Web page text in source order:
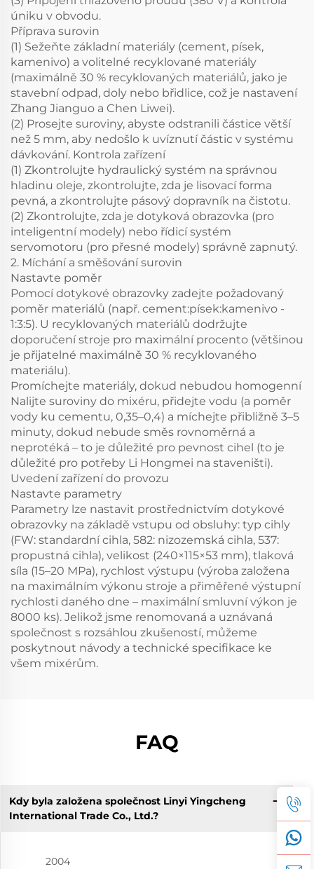
úniku v obvodu.
Příprava surovin
(1) Sežeňte základní materiály (cement, písek,
kamenivo) a volitelné recyklované materiály
(maximálně 30 % recyklovaných materiálů, jako je
stavební odpad, doly nebo břidlice, což je nastavení
Zhang Jianguo a Chen Liwei).
(2) Prosejte suroviny, abyste odstranili částice větší
než 5 mm, aby nedošlo k uvíznutí částic v systému
dávkování. Kontrola zařízení
(1) Zkontrolujte hydraulický systém na správnou
hladinu oleje, zkontrolujte, zda je lisovací forma
pevná, a zkontrolujte pásový dopravník na čistotu.
(2) Zkontrolujte, zda je dotyková obrazovka (pro
inteligentní modely) nebo řídicí systém
servomotoru (pro přesné modely) správně zapnutý.
2. Míchání a směšování surovin
Nastavte poměr
Pomocí dotykové obrazovky zadejte požadovaný
poměr materiálů (např. cement:písek:kamenivo -
1:3:5). U recyklovaných materiálů dodržujte
doporučení stroje pro maximální procento (většinou
je přijatelné maximálně 30 % recyklovaného
materiálu).
Promíchejte materiály, dokud nebudou homogenní
Nalijte suroviny do mixéru, přidejte vodu (a poměr
vody ku cementu, 0,35–0,4) a míchejte přibližně 3–5
minuty, dokud nebude směs rovnoměrná a
neprotéká – to je důležité pro pevnost cihel (to je
důležité pro potřeby Li Hongmei na staveništi).
Uvedení zařízení do provozu
Nastavte parametry
Parametry lze nastavit prostřednictvím dotykové
obrazovky na základě vstupu od obsluhy: typ cihly
(FW: standardní cihla, 582: nizozemská cihla, 537:
propustná cihla), velikost (240×115×53 mm), tlaková
síla (15–20 MPa), rychlost výstupu (výroba založena
na maximálním výkonu stroje a přiměřené výstupní
rychlosti daného dne – maximální smluvní výkon je
8000 ks). Jelikož jsme renomovaná a uznávaná
společnost s rozsáhlou zkušeností, můžeme
poskytnout návody a technické specifikace ke
všem mixérům.
FAQ
Kdy byla založena společnost Linyi Yingcheng
International Trade Co., Ltd.?
2004